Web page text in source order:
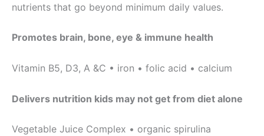
nutrients that go beyond minimum daily values.
Promotes brain, bone, eye & immune health
Vitamin B5, D3, A &C • iron • folic acid • calcium
Delivers nutrition kids may not get from diet alone
Vegetable Juice Complex • organic spirulina